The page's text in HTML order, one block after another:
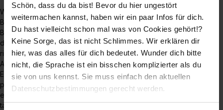
Schön, dass du da bist! Bevor du hier ungestört
weitermachen kannst, haben wir ein paar Infos für dich.
Du hast vielleicht schon mal was von Cookies gehört!?
Keine Sorge, das ist nicht Schlimmes. Wir erklären dir
hier, was das alles für dich bedeutet. Wunder dich bitte
nicht, die Sprache ist ein bisschen komplizierter als du
sie von uns kennst. Sie muss einfach den aktuellen
Datenschutzbestimmungen gerecht werden.
Wir arbeiten mit einem elektronischen
Bewerbermanagement-TOOL, in dem alle eingegangenen
Bewerbungen zentral verwaltet werden. Durch die Nutzung
des Onlineformulars landet deine Bewerbung direkt in der
richtigen Ausschreibung und bei den richtigen
Ansprechpartner:innen.
Erreicht uns deine Bewerbung hingegen per Mail oder
postalisch, müssen wir sie erst in das Bewerbermanagement
einpflegen. Hier kann es zu Verzögerungen kommen, da wir
täglich eine große Anzahl an Bewerbungen erhalten.